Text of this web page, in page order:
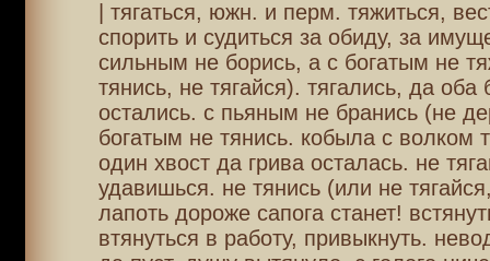
| тягаться, южн. и перм. тяжиться,
спорить и судиться за обиду, за
сильным не борись, а с богатым не
тянись, не тягайся). тягались, да оба
остались. с пьяным не бранись (не
богатым не тянись. кобыла с волком
один хвост да грива осталась. не
удавишься. не тянись (или не
лапоть дороже сапога станет!
втянуться в работу, привыкнуть.